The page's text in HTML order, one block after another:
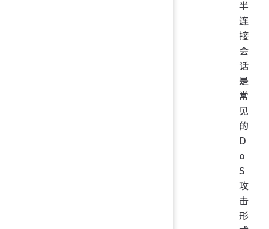
半
连
接
会
话
是
常
见
的
D
o
S
攻
击
形